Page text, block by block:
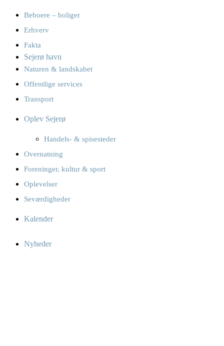
Beboere – boliger
Erhverv
Fakta
Sejerø havn
Naturen & landskabet
Offentlige services
Transport
Oplev Sejerø
Handels- & spisesteder
Overnatning
Foreninger, kultur & sport
Oplevelser
Seværdigheder
Kalender
Nyheder